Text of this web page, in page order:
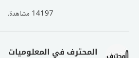
14197 مشاهدة.
المحترف في المعلوميات